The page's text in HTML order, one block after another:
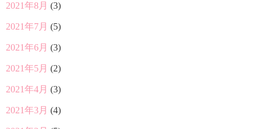
2021年8月 (3)
2021年7月 (5)
2021年6月 (3)
2021年5月 (2)
2021年4月 (3)
2021年3月 (4)